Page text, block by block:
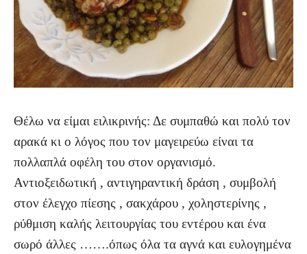
Θέλω να είμαι ειλικρινής: Δε συμπαθώ και πολύ τον
αρακά κι ο λόγος που τον μαγειρεύω είναι τα
πολλαπλά οφέλη του στον οργανισμό.
Αντιοξειδωτική , αντιγηραντική δράση , συμβολή
στον έλεγχο πίεσης , σακχάρου , χοληστερίνης ,
ρύθμιση καλής λειτουργίας του εντέρου και ένα
σωρό άλλες …….όπως όλα τα αγνά και ευλογημένα